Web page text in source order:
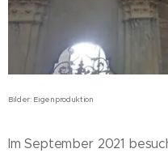
Bilder: Eigenproduktion
Im September 2021